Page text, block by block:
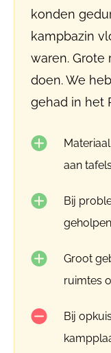
konden
kampbazin
waren.
doen. We
gehad in het
aan
Bij
Groot
ruimtes
Bij